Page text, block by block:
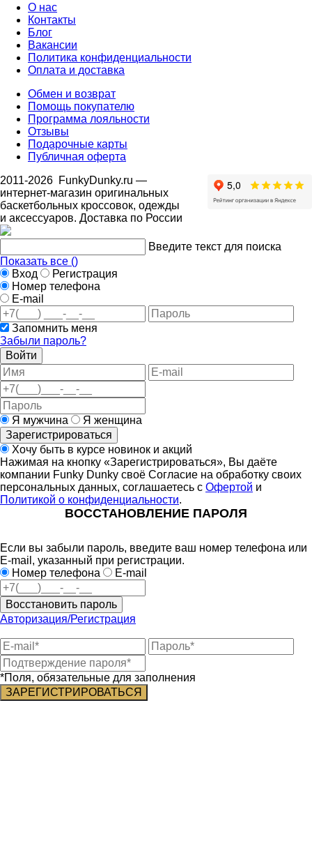
О нас
Контакты
Блог
Вакансии
Политика конфиденциальности
Оплата и доставка
Обмен и возврат
Помощь покупателю
Программа лояльности
Отзывы
Подарочные карты
Публичная оферта
2011-2026 FunkyDunky.ru —
интернет-магазин оригинальных
баскетбольных кроссовок, одежды
и аксессуаров. Доставка по России
Введите текст для поиска
Показать все ()
Вход
Регистрация
Номер телефона
E-mail
Запомнить меня
Забыли пароль?
Войти
Я мужчина
Я женщина
Зарегистрироваться
Хочу быть в курсе новинок и акций
Нажимая на кнопку «Зарегистрироваться», Вы даёте
компании Funky Dunky своё Согласие на обработку своих
персональных данных, соглашаетесь с Офертой и
Политикой о конфиденциальности.
ВОССТАНОВЛЕНИЕ ПАРОЛЯ
Если вы забыли пароль, введите ваш номер телефона или
E-mail, указанный при регистрации.
Номер телефона
E-mail
Восстановить пароль
Авторизация/Регистрация
*Поля, обязательные для заполнения